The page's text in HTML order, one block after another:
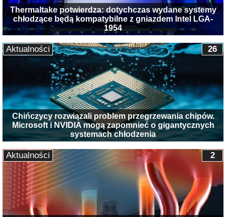
Thermaltake potwierdza: dotychczas wydane systemy
chłodzące będą kompatybilne z gniazdem Intel LGA-
1954
Chińczycy rozwiązali problem przegrzewania chipów.
Microsoft i NVIDIA mogą zapomnieć o gigantycznych
systemach chłodzenia
26
Aktualności
2
Aktualności